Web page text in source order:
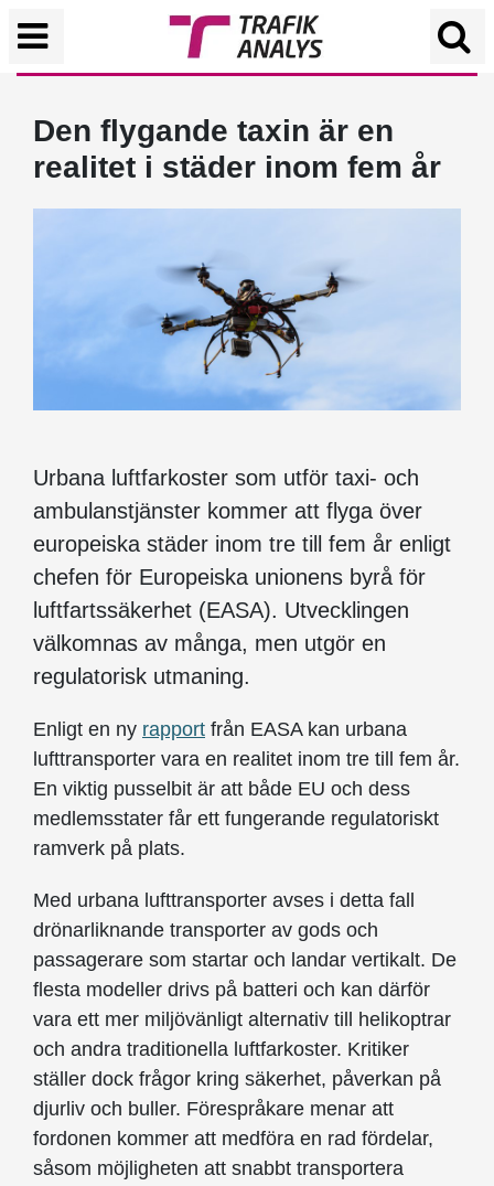
Den flygande taxin är en
realitet i städer inom fem år
Urbana luftfarkoster som utför taxi- och
ambulanstjänster kommer att flyga över
europeiska städer inom tre till fem år enligt
chefen för Europeiska unionens byrå för
luftfartssäkerhet (EASA). Utvecklingen
välkomnas av många, men utgör en
regulatorisk utmaning.
Enligt en ny rapport från EASA kan urbana
lufttransporter vara en realitet inom tre till fem år.
En viktig pusselbit är att både EU och dess
medlemsstater får ett fungerande regulatoriskt
ramverk på plats.
Med urbana lufttransporter avses i detta fall
drönarliknande transporter av gods och
passagerare som startar och landar vertikalt. De
flesta modeller drivs på batteri och kan därför
vara ett mer miljövänligt alternativ till helikoptrar
och andra traditionella luftfarkoster. Kritiker
ställer dock frågor kring säkerhet, påverkan på
djurliv och buller. Förespråkare menar att
fordonen kommer att medföra en rad fördelar,
såsom möjligheten att snabbt transportera